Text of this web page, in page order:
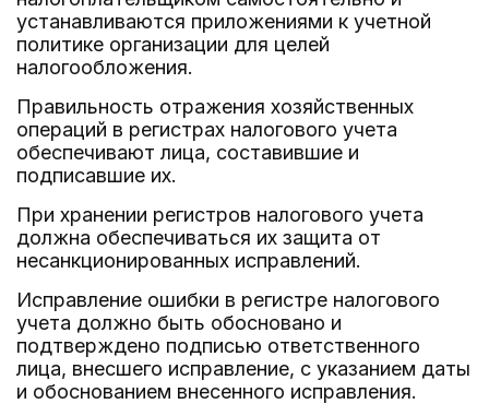
устанавливаются приложениями к учетной
политике организации для целей
налогообложения.
Правильность отражения хозяйственных
операций в регистрах налогового учета
обеспечивают лица, составившие и
подписавшие их.
При хранении регистров налогового учета
должна обеспечиваться их защита от
несанкционированных исправлений.
Исправление ошибки в регистре налогового
учета должно быть обосновано и
подтверждено подписью ответственного
лица, внесшего исправление, с указанием даты
и обоснованием внесенного исправления.